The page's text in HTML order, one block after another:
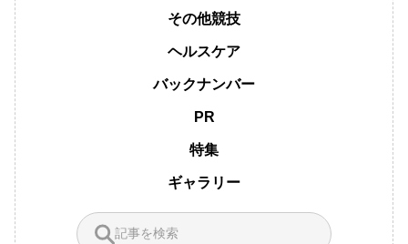
その他競技
ヘルスケア
バックナンバー
PR
特集
ギャラリー